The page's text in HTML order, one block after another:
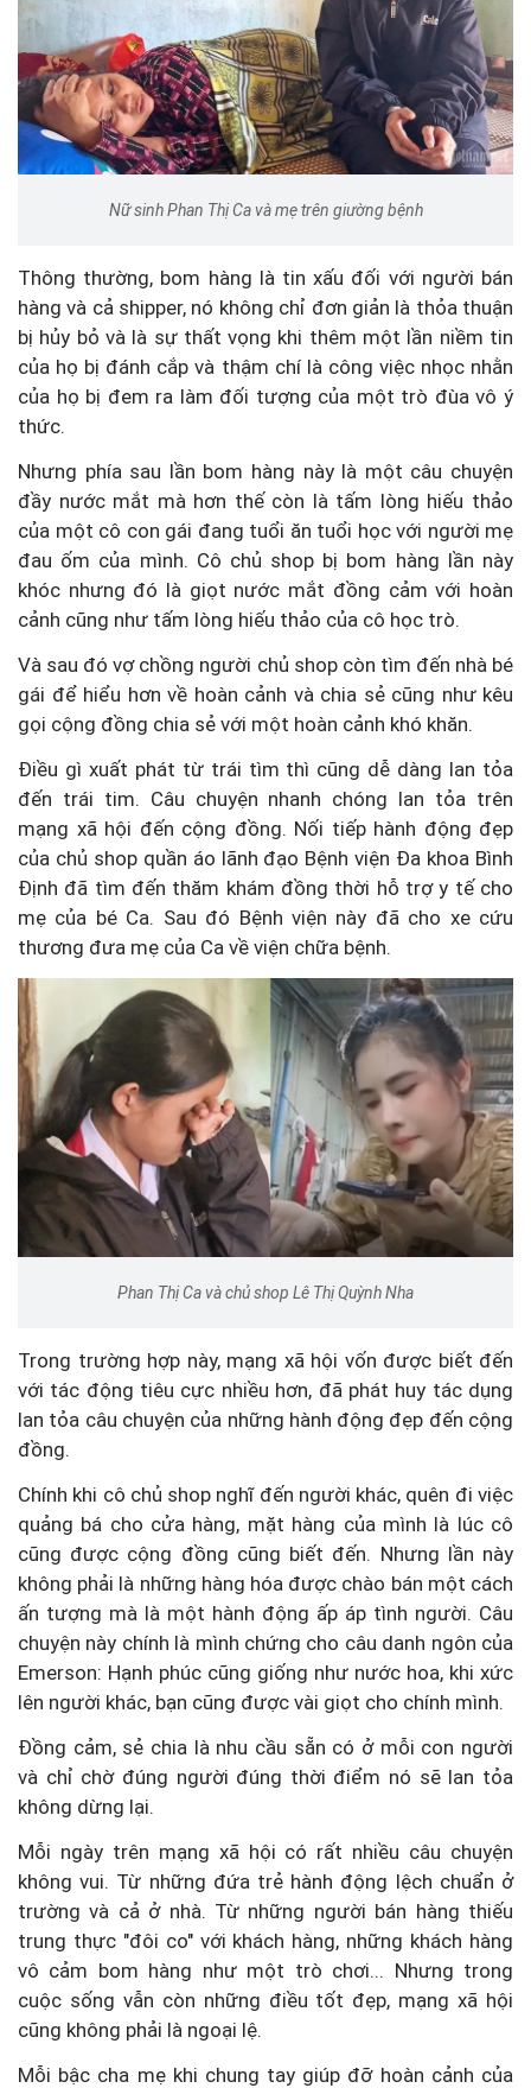
Nữ sinh Phan Thị Ca và mẹ trên giường bệnh
Thông thường, bom hàng là tin xấu đối với người bán
hàng và cả shipper, nó không chỉ đơn giản là thỏa thuận
bị hủy bỏ và là sự thất vọng khi thêm một lần niềm tin
của họ bị đánh cắp và thậm chí là công việc nhọc nhằn
của họ bị đem ra làm đối tượng của một trò đùa vô ý
thức.
Nhưng phía sau lần bom hàng này là một câu chuyện
đầy nước mắt mà hơn thế còn là tấm lòng hiếu thảo
của một cô con gái đang tuổi ăn tuổi học với người mẹ
đau ốm của mình. Cô chủ shop bị bom hàng lần này
khóc nhưng đó là giọt nước mắt đồng cảm với hoàn
cảnh cũng như tấm lòng hiếu thảo của cô học trò.
Và sau đó vợ chồng người chủ shop còn tìm đến nhà bé
gái để hiểu hơn về hoàn cảnh và chia sẻ cũng như kêu
gọi cộng đồng chia sẻ với một hoàn cảnh khó khăn.
Điều gì xuất phát từ trái tìm thì cũng dễ dàng lan tỏa
đến trái tim. Câu chuyện nhanh chóng lan tỏa trên
mạng xã hội đến cộng đồng. Nối tiếp hành động đẹp
của chủ shop quần áo lãnh đạo Bệnh viện Đa khoa Bình
Định đã tìm đến thăm khám đồng thời hỗ trợ y tế cho
mẹ của bé Ca. Sau đó Bệnh viện này đã cho xe cứu
thương đưa mẹ của Ca về viện chữa bệnh.
Phan Thị Ca và chủ shop Lê Thị Quỳnh Nha
Trong trường hợp này, mạng xã hội vốn được biết đến
với tác động tiêu cực nhiều hơn, đã phát huy tác dụng
lan tỏa câu chuyện của những hành động đẹp đến cộng
đồng.
Chính khi cô chủ shop nghĩ đến người khác, quên đi việc
quảng bá cho cửa hàng, mặt hàng của mình là lúc cô
cũng được cộng đồng cũng biết đến. Nhưng lần này
không phải là những hàng hóa được chào bán một cách
ấn tượng mà là một hành động ấp áp tình người. Câu
chuyện này chính là mình chứng cho câu danh ngôn của
Emerson: Hạnh phúc cũng giống như nước hoa, khi xức
lên người khác, bạn cũng được vài giọt cho chính mình.
Đồng cảm, sẻ chia là nhu cầu sẵn có ở mỗi con người
và chỉ chờ đúng người đúng thời điểm nó sẽ lan tỏa
không dừng lại.
Mỗi ngày trên mạng xã hội có rất nhiều câu chuyện
không vui. Từ những đứa trẻ hành động lệch chuẩn ở
trường và cả ở nhà. Từ những người bán hàng thiếu
trung thực "đôi co" với khách hàng, những khách hàng
vô cảm bom hàng như một trò chơi... Nhưng trong
cuộc sống vẫn còn những điều tốt đẹp, mạng xã hội
cũng không phải là ngoại lệ.
Mỗi bậc cha mẹ khi chung tay giúp đỡ hoàn cảnh của